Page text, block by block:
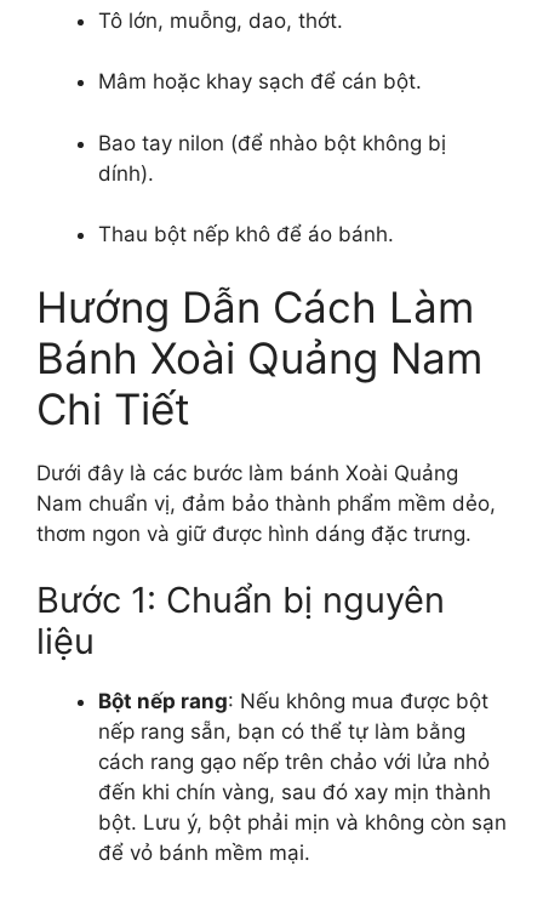
Tô lớn, muỗng, dao, thớt.
Mâm hoặc khay sạch để cán bột.
Bao tay nilon (để nhào bột không bị
dính).
Thau bột nếp khô để áo bánh.
Hướng Dẫn Cách Làm
Bánh Xoài Quảng Nam
Chi Tiết
Dưới đây là các bước làm bánh Xoài Quảng
Nam chuẩn vị, đảm bảo thành phẩm mềm dẻo,
thơm ngon và giữ được hình dáng đặc trưng.
Bước 1: Chuẩn bị nguyên
liệu
Bột nếp rang: Nếu không mua được bột
nếp rang sẵn, bạn có thể tự làm bằng
cách rang gạo nếp trên chảo với lửa nhỏ
đến khi chín vàng, sau đó xay mịn thành
bột. Lưu ý, bột phải mịn và không còn sạn
để vỏ bánh mềm mại.